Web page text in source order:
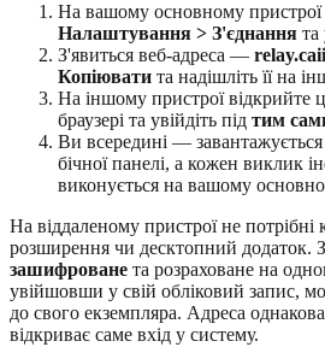
На вашому основному пристрої
Налаштування > З'єднання та
З'явиться веб-адреса —
Копіювати та надішліть її на
На іншому пристрої відкрийте
браузері та увійдіть під тим
Ви всередині —
бічної панелі, а кожен виклик
виконується на вашому
На віддаленому пристрої не потрібні
розширення чи десктопний додаток.
зашифроване та розраховане на
увійшовши у свій обліковий запис,
до свого екземпляра. Адреса
відкриває саме вхід у систему.